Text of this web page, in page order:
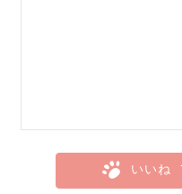
いいね